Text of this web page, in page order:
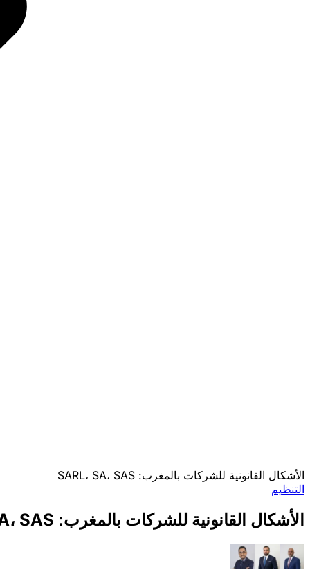
الأشكال القانونية للشركات بالمغرب: SARL، SA، SAS
التنظيم
الأشكال القانونية للشركات بالمغرب: SARL، SA، SAS